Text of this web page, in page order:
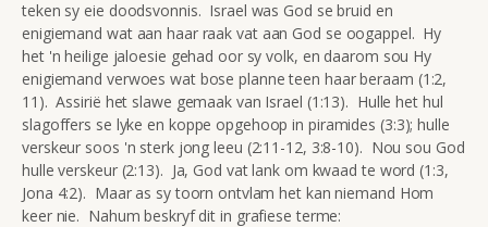
teken sy eie doodsvonnis. Israel was God se bruid en
enigiemand wat aan haar raak vat aan God se oogappel. Hy
het 'n heilige jaloesie gehad oor sy volk, en daarom sou Hy
enigiemand verwoes wat bose planne teen haar beraam (1:2,
11). Assirië het slawe gemaak van Israel (1:13). Hulle het hul
slagoffers se lyke en koppe opgehoop in piramides (3:3); hulle
verskeur soos 'n sterk jong leeu (2:11-12, 3:8-10). Nou sou God
hulle verskeur (2:13). Ja, God vat lank om kwaad te word (1:3,
Jona 4:2). Maar as sy toorn ontvlam het kan niemand Hom
keer nie. Nahum beskryf dit in grafiese terme: